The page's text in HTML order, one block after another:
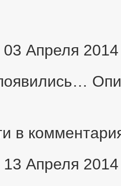
Апреля 2014
в
Апреля 2014